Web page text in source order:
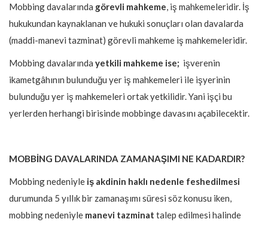
Mobbing davalarında görevli mahkeme, iş mahkemeleridir. İş
hukukundan kaynaklanan ve hukuki sonuçları olan davalarda
(maddi-manevi tazminat) görevli mahkeme iş mahkemeleridir.
Mobbing davalarında yetkili mahkeme ise; işverenin
ikametgâhının bulunduğu yer iş mahkemeleri ile işyerinin
bulunduğu yer iş mahkemeleri ortak yetkilidir. Yani işçi bu
yerlerden herhangi birisinde mobbinge davasını açabilecektir.
MOBBİNG DAVALARINDA ZAMANAŞIMI NE KADARDIR?
Mobbing nedeniyle iş akdinin haklı nedenle feshedilmesi
durumunda 5 yıllık bir zamanaşımı süresi söz konusu iken,
mobbing nedeniyle manevi tazminat talep edilmesi halinde